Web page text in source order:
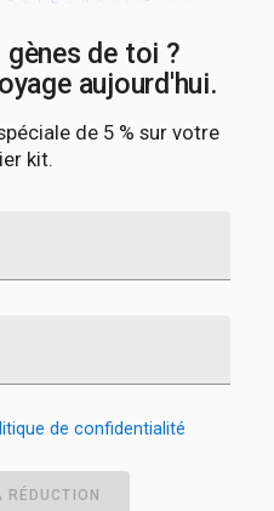
de toi ?
aujourd'hui.
de 5 % sur votre
kit.
de confidentialité
RÉDUCTION